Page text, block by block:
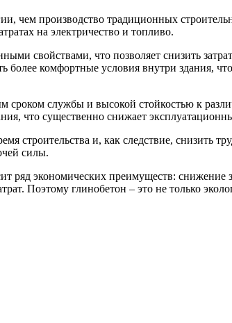
чем производство традиционных
на электричество и топливо.
свойствами, что позволяет снизить
более комфортные условия внутри здания,
сроком службы и высокой стойкостью к
что существенно снижает
строительства и, как следствие, снизить
силы.
ряд экономических преимуществ:
Поэтому глинобетон – это не только